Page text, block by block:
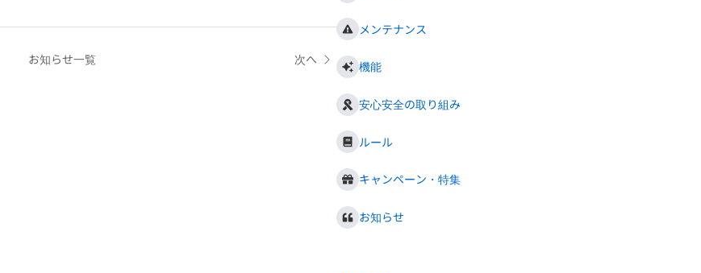
お知らせ一覧 次へ
メンテナンス
機能
安心安全の取り組み
ルール
キャンペーン・特集
お知らせ